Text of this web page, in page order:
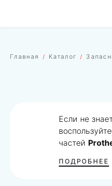
Главная Каталог
Если не
частей
ПОДРОБНЕЕ